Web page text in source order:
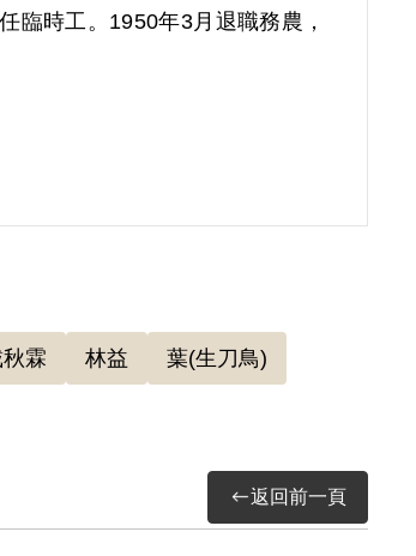
臨時工。1950年3月退職務農，
屬必需生活費外沒收，12月2日
姻親關係受到牽連，與林東福同
，也未敢留存獄中家書，避免觸
霖 林益 葉(生刀鳥)
返回前一頁